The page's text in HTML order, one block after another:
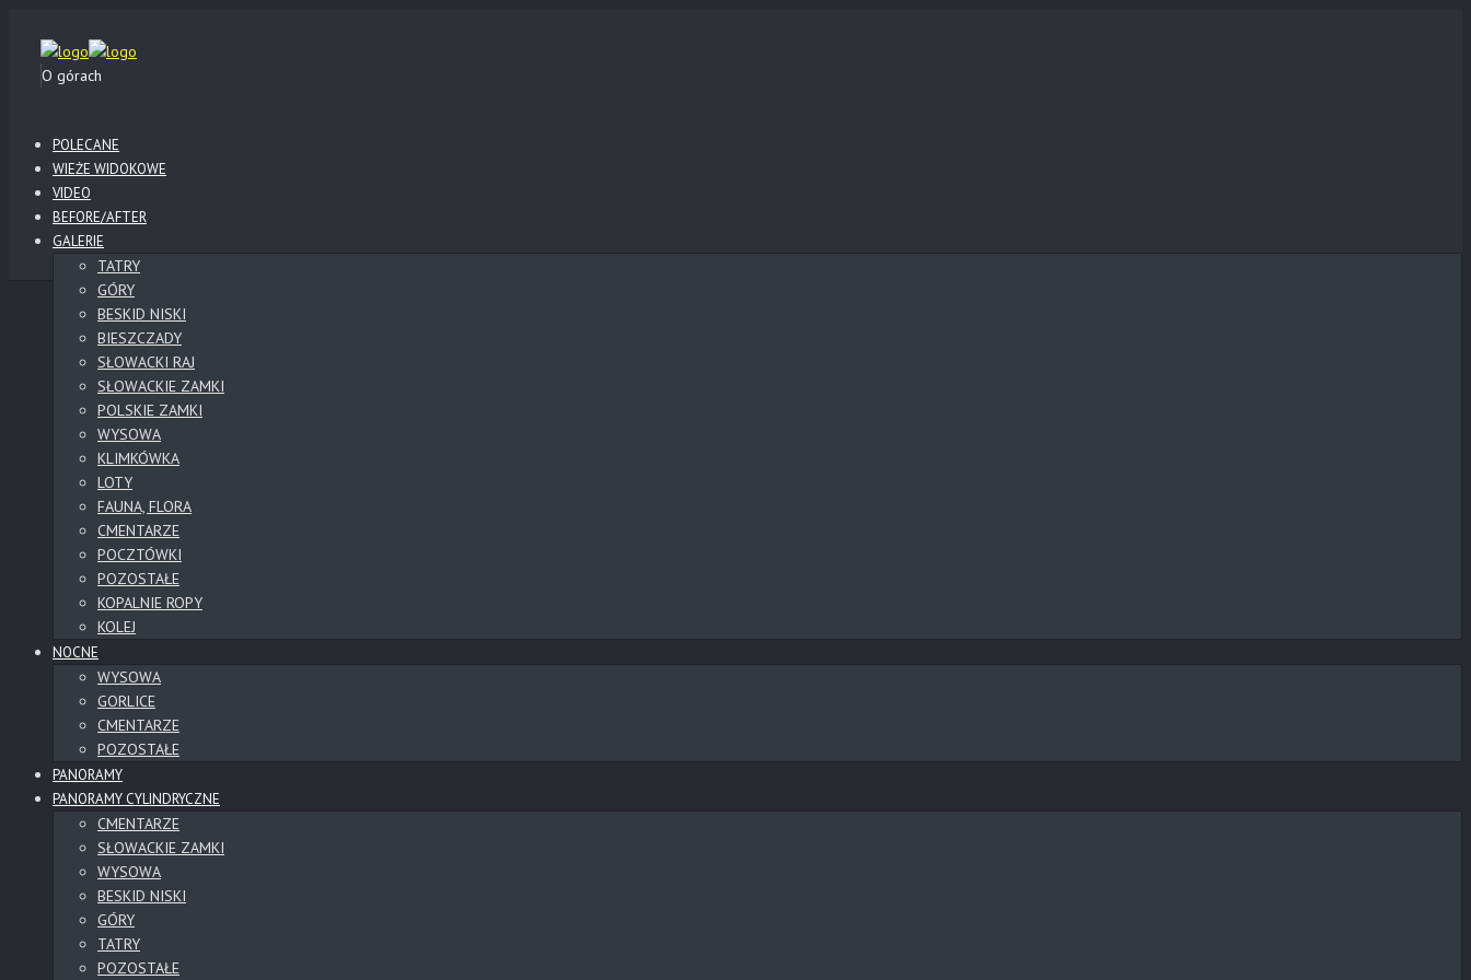
O górach
POLECANE
WIEŻE WIDOKOWE
VIDEO
BEFORE/AFTER
GALERIE
TATRY
GÓRY
BESKID NISKI
BIESZCZADY
SŁOWACKI RAJ
SŁOWACKIE ZAMKI
POLSKIE ZAMKI
WYSOWA
KLIMKÓWKA
LOTY
FAUNA, FLORA
CMENTARZE
POCZTÓWKI
POZOSTAŁE
KOPALNIE ROPY
KOLEJ
NOCNE
WYSOWA
GORLICE
CMENTARZE
POZOSTAŁE
PANORAMY
PANORAMY CYLINDRYCZNE
CMENTARZE
SŁOWACKIE ZAMKI
WYSOWA
BESKID NISKI
GÓRY
TATRY
POZOSTAŁE